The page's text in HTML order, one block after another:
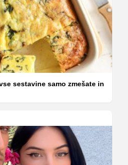
sestavine samo zmešate in